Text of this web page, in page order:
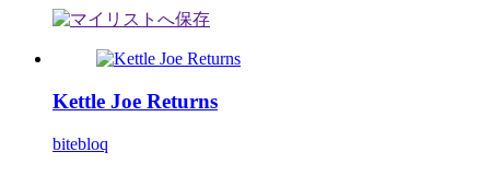
Kettle Joe Returns
bitebloq